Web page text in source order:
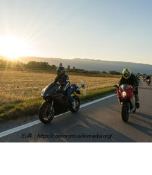
出典：https://commons.wikimedia.org/